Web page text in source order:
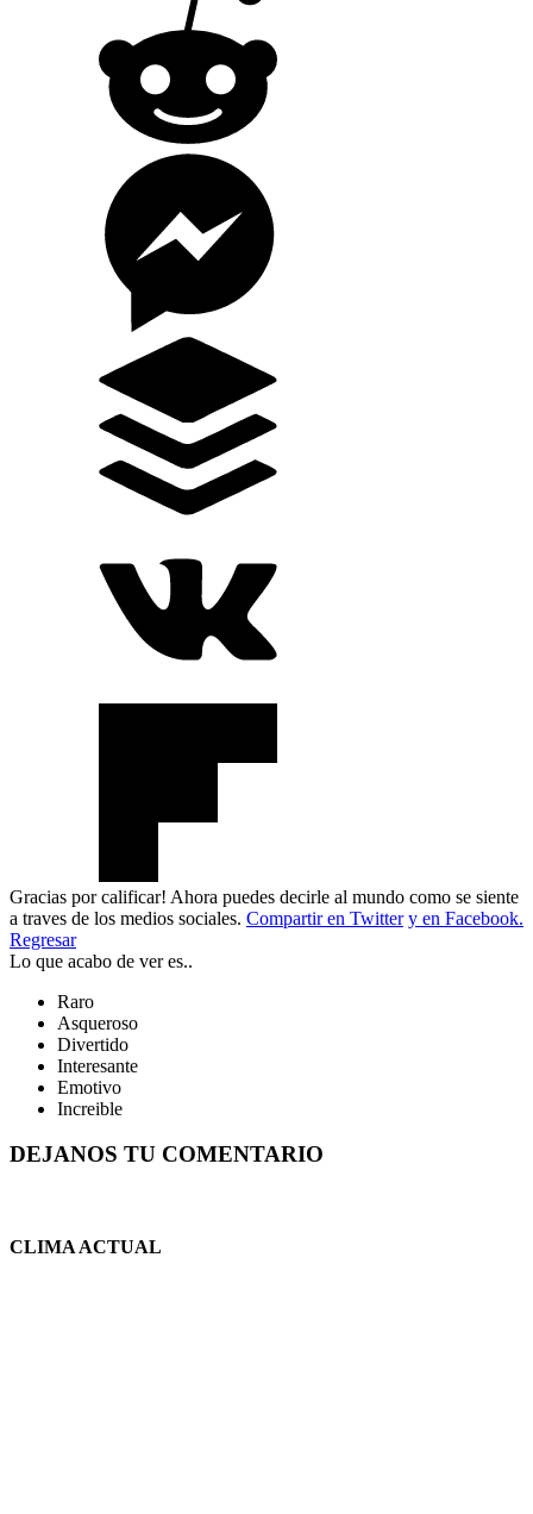
Gracias por calificar! Ahora puedes decirle al mundo como se siente
a traves de los medios sociales. Compartir en Twitter y en Facebook.
Regresar
Lo que acabo de ver es..
Raro
Asqueroso
Divertido
Interesante
Emotivo
Increible
DEJANOS TU COMENTARIO
CLIMA ACTUAL